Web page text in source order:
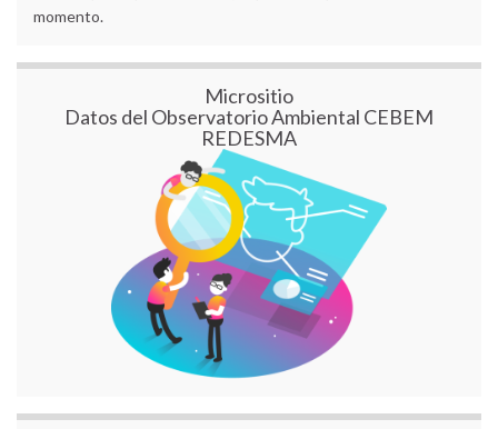
momento.
Micrositio
Datos del Observatorio Ambiental CEBEM
REDESMA